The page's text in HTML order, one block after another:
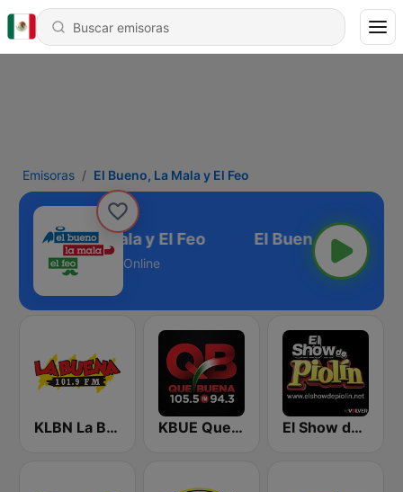
Emisoras El Bueno, La Mala y El Feo
El Bueno, La Mala y El Feo
Online
KLBN La Buena 101.9 FM KBUE Que Buena 105.5 / 94.3 FM (US Only) El Show de Piolín